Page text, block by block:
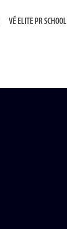
VỀ ELITE PR SCHOOL